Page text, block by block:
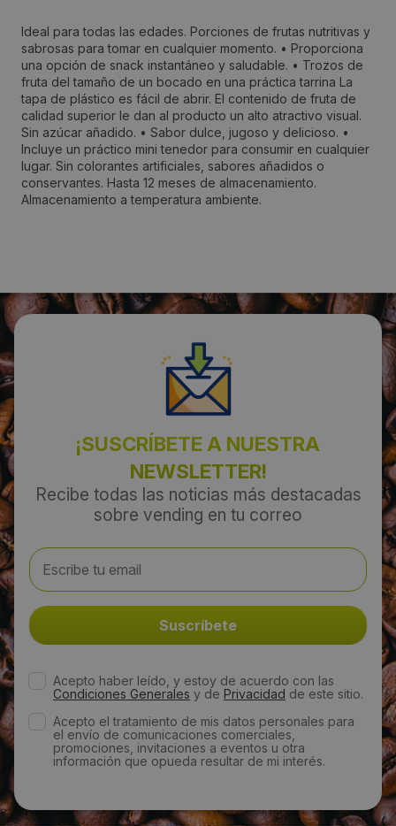
Ideal para todas las edades. Porciones de frutas nutritivas y
sabrosas para tomar en cualquier momento. • Proporciona
una opción de snack instantáneo y saludable. • Trozos de
fruta del tamaño de un bocado en una práctica tarrina La
tapa de plástico es fácil de abrir. El contenido de fruta de
calidad superior le dan al producto un alto atractivo visual.
Sin azúcar añadido. • Sabor dulce, jugoso y delicioso. •
Incluye un práctico mini tenedor para consumir en cualquier
lugar. Sin colorantes artificiales, sabores añadidos o
conservantes. Hasta 12 meses de almacenamiento.
Almacenamiento a temperatura ambiente.
Persona de contacto:
Antonio franco
Dirección:
Calle Santa Amalia 2 Entlo 2 Desp LL
Localidad:
46009
Teléfono:
Email:
afranco@kingjohn.com
http://www.kingjohn.com/es/
Horario de contacto:
comercial
Visitas a producto:
¡SUSCRÍBETE A NUESTRA
NEWSLETTER!
Recibe todas las noticias más destacadas
sobre vending en tu correo
Acepto haber leído, y estoy de acuerdo con las
Condiciones Generales y de Privacidad de este sitio.
Acepto el tratamiento de mis datos personales para
el envío de comunicaciones comerciales,
promociones, invitaciones a eventos u otra
información que opueda resultar de mi interés.